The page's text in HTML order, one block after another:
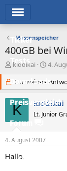
Ticker
Tests
Downloads
Preisvergleich
Forum
Aktuelles
Empfohlene
Massenspeicher
400GB bei
E
s
t
e
l
e
kiddikai
E
s
t
e
l
l
m
4.
Für weitere
K kiddikai
Lt. Junior
4. August 2007
Hallo,